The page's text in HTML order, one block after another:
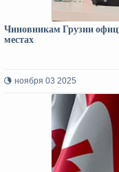
Чиновникам Грузии
местах
ноября 03 2025